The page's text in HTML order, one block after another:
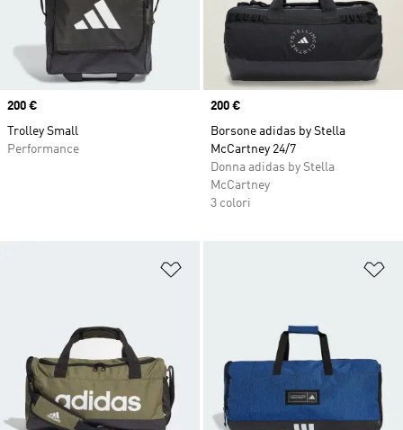
Price
200 €
Trolley Small
Performance
Price
200 €
Borsone adidas by Stella
McCartney 24/7
Donna adidas by Stella
McCartney
3 colori
Aggiungi alla lista dei desideri